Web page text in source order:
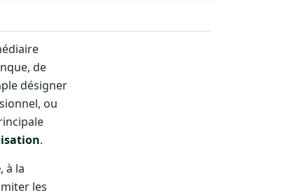
de
désigner
ou
.
, à la
les